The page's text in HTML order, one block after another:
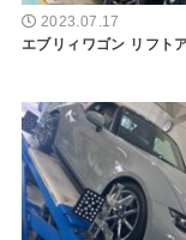
2023.07.17
エブリィワゴン リフト